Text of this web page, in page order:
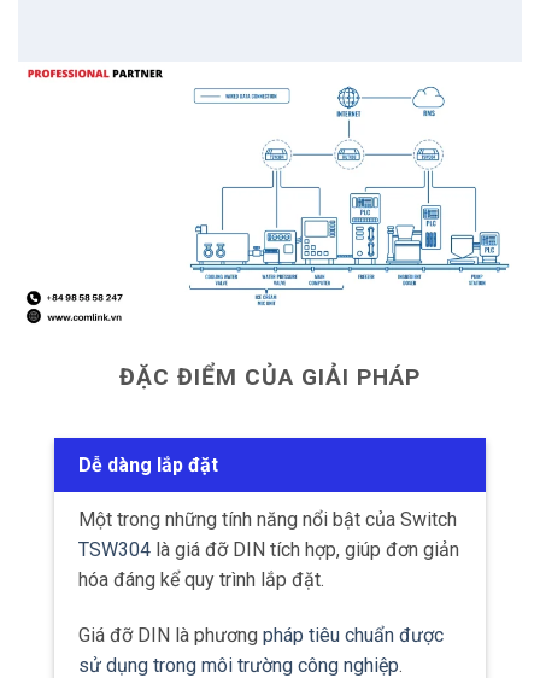
ĐẶC ĐIỂM CỦA GIẢI PHÁP
Dễ dàng lắp đặt
Một trong những tính năng nổi bật của Switch
TSW304 là giá đỡ DIN tích hợp, giúp đơn giản
hóa đáng kể quy trình lắp đặt.
Giá đỡ DIN là phương pháp tiêu chuẩn được
sử dụng trong môi trường công nghiệp.